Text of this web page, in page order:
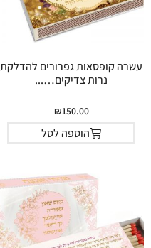
עשרה קופסאות גפרורים להדלקת
נרות צדיקים…...
₪150.00
הוספה לסל